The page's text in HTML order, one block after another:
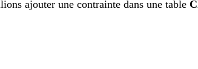
ajouter une contrainte dans une table